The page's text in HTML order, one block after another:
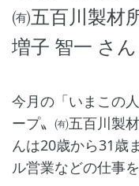
㈲五百川製材
増子 智一 さ
今月の「いまこの
ープ〟㈲五百川製
んは20歳から31歳
ル営業などの仕事